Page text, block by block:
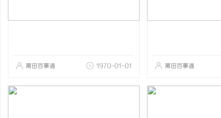
莆田百事通 1970-01-01 莆田百事通